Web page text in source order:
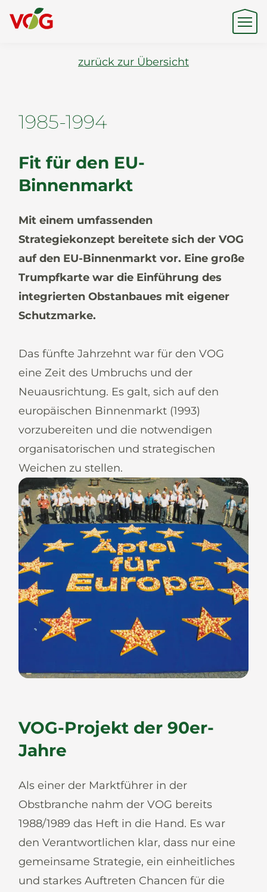
Expertise
Nachhaltigkeit
Produkte & Marken
News
De It En Es
zurück zur Übersicht
1985-1994
Fit für den EU-
Binnenmarkt
Mit einem umfassenden
Strategiekonzept bereitete sich der VOG
auf den EU-Binnenmarkt vor. Eine große
Trumpfkarte war die Einführung des
integrierten Obstanbaues mit eigener
Schutzmarke.
Das fünfte Jahrzehnt war für den VOG
eine Zeit des Umbruchs und der
Neuausrichtung. Es galt, sich auf den
europäischen Binnenmarkt (1993)
vorzubereiten und die notwendigen
organisatorischen und strategischen
Weichen zu stellen.
VOG-Projekt der 90er-
Jahre
Als einer der Marktführer in der
Obstbranche nahm der VOG bereits
1988/1989 das Heft in die Hand. Es war
den Verantwortlichen klar, dass nur eine
gemeinsame Strategie, ein einheitliches
und starkes Auftreten Chancen für die